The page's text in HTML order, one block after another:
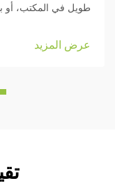
طويل في المكتب، أو
هذه الآلام لفترة.
دعني أقدم لك مصحح
عرض المزيد